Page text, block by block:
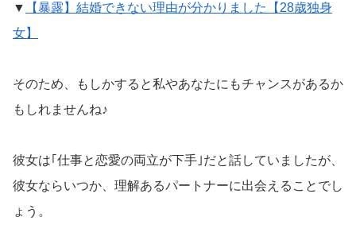
▼
【暴露】結婚できない理由が分かりました【28歳独身
女】
そのため、もしかすると私やあなたにもチャンスがあるか
もしれませんね♪
彼女は｢仕事と恋愛の両立が下手｣だと話していましたが、
彼女ならいつか、理解あるパートナーに出会えることでし
ょう。